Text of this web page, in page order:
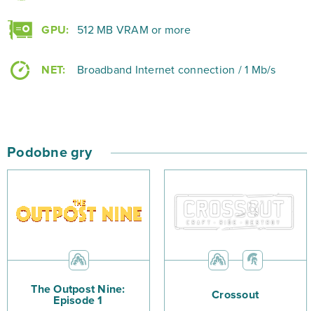
GPU: 512 MB VRAM or more
NET: Broadband Internet connection / 1 Mb/s
Podobne gry
The Outpost Nine:
Episode 1
Crossout